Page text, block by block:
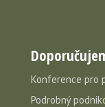
Konference pro
Podrobný